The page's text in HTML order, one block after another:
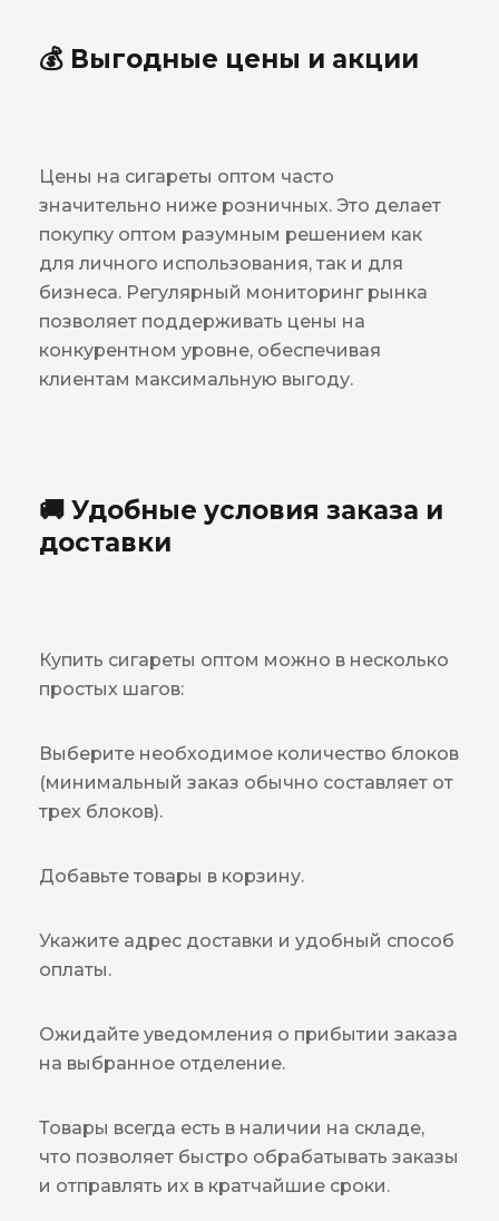
💰 Выгодные цены и акции
Цены на сигареты оптом часто
значительно ниже розничных. Это делает
покупку оптом разумным решением как
для личного использования, так и для
бизнеса. Регулярный мониторинг рынка
позволяет поддерживать цены на
конкурентном уровне, обеспечивая
клиентам максимальную выгоду.
🚚 Удобные условия заказа и
доставки
Купить сигареты оптом можно в несколько
простых шагов:
Выберите необходимое количество блоков
(минимальный заказ обычно составляет от
трех блоков).
Добавьте товары в корзину.
Укажите адрес доставки и удобный способ
оплаты.
Ожидайте уведомления о прибытии заказа
на выбранное отделение.
Товары всегда есть в наличии на складе,
что позволяет быстро обрабатывать заказы
и отправлять их в кратчайшие сроки.